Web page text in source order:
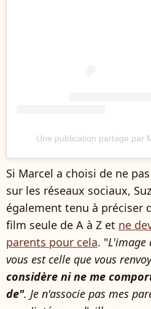
Une publication partage par
Si Marcel a choisi de ne
sur les réseaux sociaux,
également tenu à préciser
film seule de A à Z et ne
parents pour cela. "L'image
vous est celle que vous
considère ni ne me
de". Je n'associe pas mes